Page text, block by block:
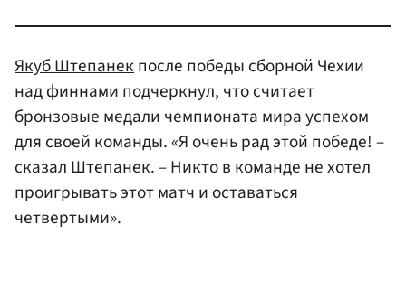
Якуб Штепанекпосле победы сборной Чехии
над финнами подчеркнул, что считает
бронзовые медали чемпионата мира успехом
для своей команды. «Я очень рад этой победе! –
сказал Штепанек. – Никто в команде не хотел
проигрывать этот матч и оставаться
четвертыми».